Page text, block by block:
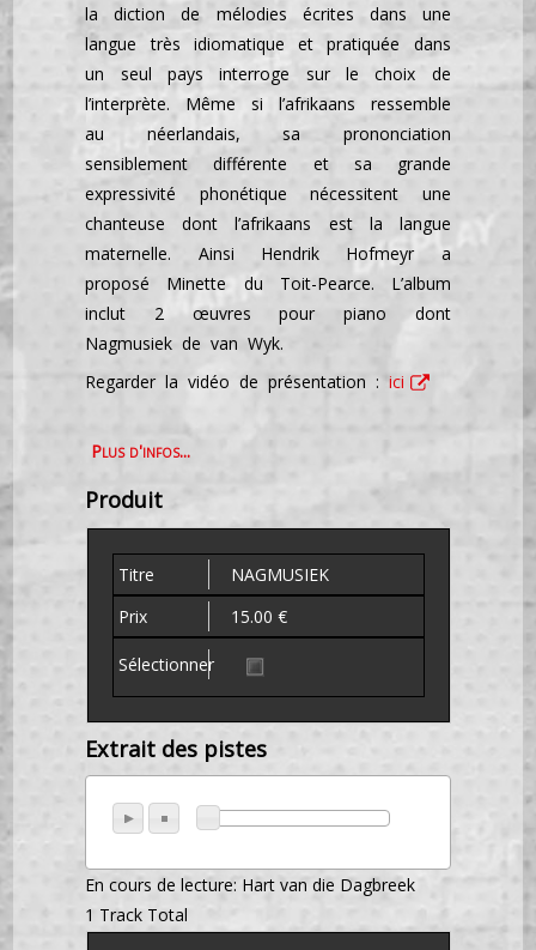
la diction de mélodies écrites dans une
langue très idiomatique et pratiquée dans
un seul pays interroge sur le choix de
l’interprète. Même si l’afrikaans ressemble
au néerlandais, sa prononciation
sensiblement différente et sa grande
expressivité phonétique nécessitent une
chanteuse dont l’afrikaans est la langue
maternelle. Ainsi Hendrik Hofmeyr a
proposé Minette du Toit-Pearce. L’album
inclut 2 œuvres pour piano dont
Nagmusiek de van Wyk.
Regarder la vidéo de présentation :ici
Plus d'infos...
Produit
NAGMUSIEK
15.00 €
Extrait des pistes
En cours de lecture: Hart van die Dagbreek
1 Track Total